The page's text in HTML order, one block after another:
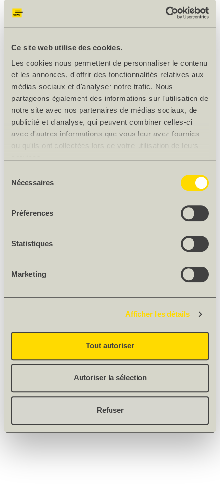
Ce site web utilise des cookies.
Les cookies nous permettent de personnaliser le contenu
et les annonces, d'offrir des fonctionnalités relatives aux
médias sociaux et d'analyser notre trafic. Nous
partageons également des informations sur l'utilisation de
notre site avec nos partenaires de médias sociaux, de
publicité et d'analyse, qui peuvent combiner celles-ci
avec d'autres informations que vous leur avez fournies
ou qu'ils ont collectées lors de votre utilisation de leurs
Nécessaires
Préférences
Statistiques
Marketing
Afficher les détails
Tout autoriser
Autoriser la sélection
Refuser